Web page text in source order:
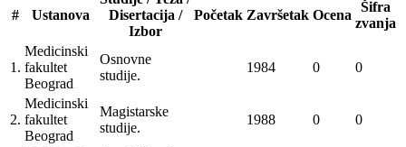
# Ustanova
Disertacija /
Izbor
Početak Završetak Ocena
Šifra
zvanja
1.
Medicinski
fakultet
Beograd
Osnovne
studije.
1984 0 0
2.
Medicinski
fakultet
Beograd
Magistarske
studije.
1988 0 0